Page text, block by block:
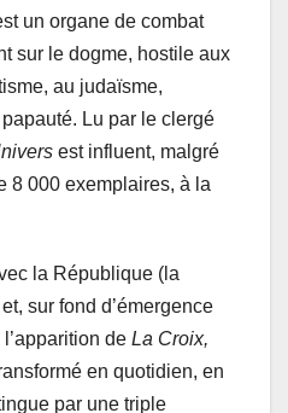
un organe de combat
sur le dogme, hostile aux
au judaïsme,
Lu par le clergé
est influent, malgré
8 000 exemplaires, à la
la République (la
sur fond d’émergence
de La Croix,
en quotidien, en
par une triple